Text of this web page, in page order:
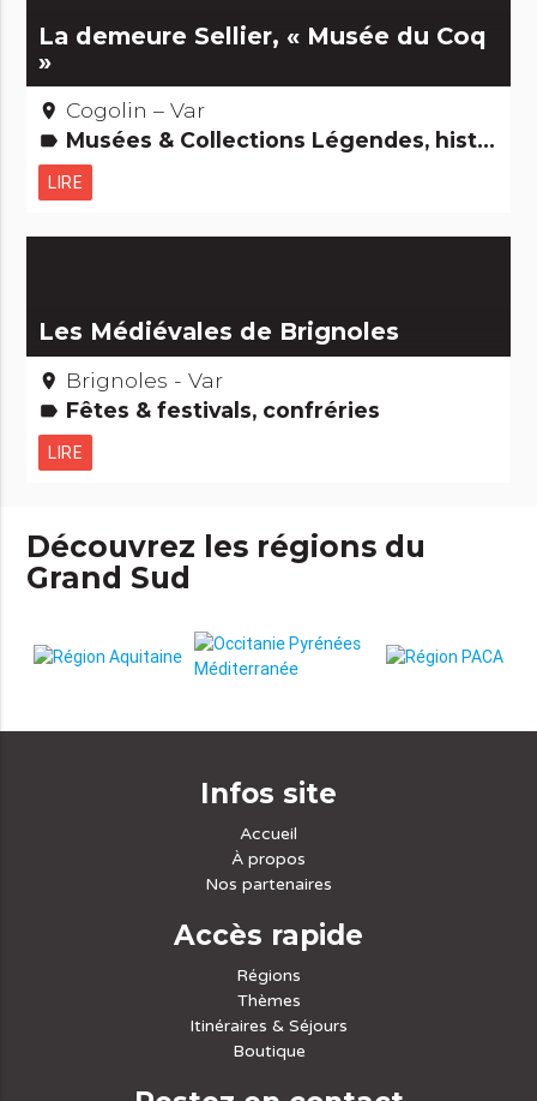
La demeure Sellier, « Musée du Coq
»
place Cogolin – Var
label Musées & Collections Légendes, histoires & Trésors Edifices remarquables
LIRE
Les Médiévales de Brignoles
place Brignoles - Var
label Fêtes & festivals, confréries
LIRE
Découvrez les régions du
Grand Sud
Infos site
Accueil
À propos
Nos partenaires
Accès rapide
Régions
Thèmes
Itinéraires & Séjours
Boutique